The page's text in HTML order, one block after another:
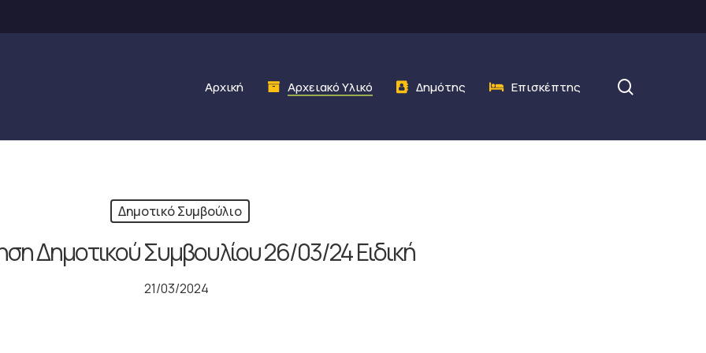
Αρχική Αρχειακό Υλικό Δημότης Επισκέπτης
Δημοτικό Συμβούλιο
Δημοτικού Συμβουλίου 26/03/24 Ειδική
21/03/2024